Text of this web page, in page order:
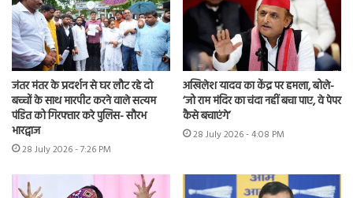
जंतर मंतर के प्रदर्शन से घर लौट रहे दो
बच्चों के साथ मारपीट करने वाले सत्यम
पंडित को गिरफ्तार करे पुलिस- सौरभ
भारद्वाज
28 July 2026 - 7:26 PM
अखिलेश यादव का केंद्र पर हमला, बोले-
‘जो राम मंदिर का चंदा नहीं बचा पाए, वे पेपर
कैसे बचाएंगे’
28 July 2026 - 4:08 PM